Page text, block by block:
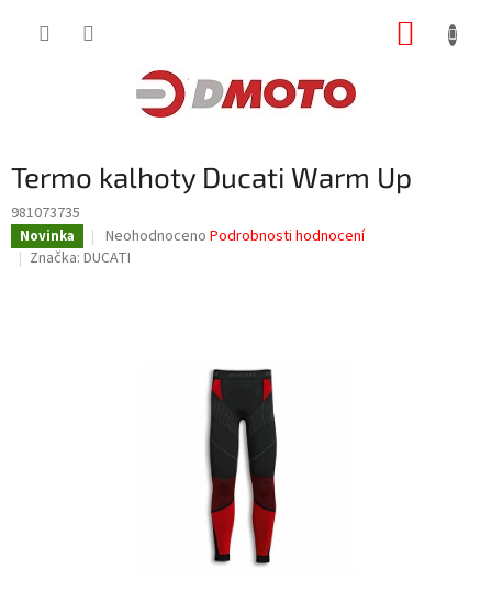
Termo kalhoty Ducati Warm Up
981073735
Novinka
Průměrné
hodnocení
Neohodnoceno Podrobnosti hodnocení
Značka: DUCATI